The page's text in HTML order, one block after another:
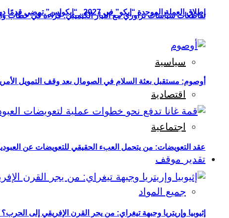
إطلاق العملة الموحدة “إيكو” في 2027.. “إيكواس” تمضي قدمًا دون انتظار
سياسية
اقتصادية
اجتماعية
تقدير موقف
جميع المواد
تقاطعات سياسات تراوري مع التيار الكيميتي: قراءة في خطاب
أوصوم: مستقبل بعثة السلام في الصومال بعد وقف التمويل
عقد التعويضات: من يتحمل العبء الحقيقي للتعويضات عن
إثيوبيا وإريتريا وجبهة تيغراي: من يجر القرن الإفريقي إلى